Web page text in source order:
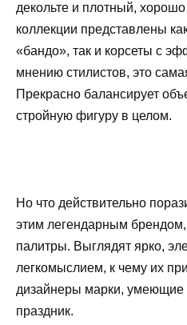
декольте и плотный,
коллекции представлены
«бандо», так и корсеты с
мнению стилистов, это
Прекрасно балансирует
стройную фигуру в целом.
Но что действительно
этим легендарным
палитры. Выглядят ярко,
легкомыслием, к чему их
дизайнеры марки, умеющие
праздник.